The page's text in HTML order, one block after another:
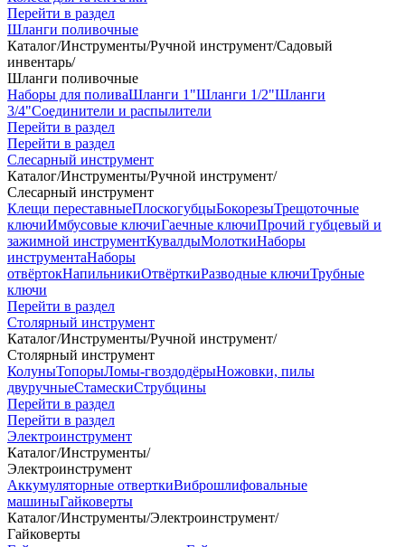
Перейти в раздел
Шланги поливочные
Каталог/Инструменты/Ручной инструмент/Садовый
инвентарь/
Шланги поливочные
Наборы для поливаШланги 1"Шланги 1/2"Шланги
3/4"Соединители и распылители
Перейти в раздел
Перейти в раздел
Слесарный инструмент
Каталог/Инструменты/Ручной инструмент/
Слесарный инструмент
Клещи переставныеПлоскогубцыБокорезыТрещоточные
ключиИмбусовые ключиГаечные ключиПрочий губцевый и
зажимной инструментКувалдыМолоткиНаборы
инструментаНаборы
отвёртокНапильникиОтвёрткиРазводные ключиТрубные
ключи
Перейти в раздел
Столярный инструмент
Каталог/Инструменты/Ручной инструмент/
Столярный инструмент
КолуныТопорыЛомы-гвоздодёрыНожовки, пилы
двуручныеСтамескиСтрубцины
Перейти в раздел
Перейти в раздел
Электроинструмент
Каталог/Инструменты/
Электроинструмент
Аккумуляторные отверткиВиброшлифовальные
машиныГайковерты
Каталог/Инструменты/Электроинструмент/
Гайковерты